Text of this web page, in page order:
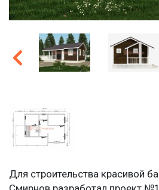
Для строительства красивой